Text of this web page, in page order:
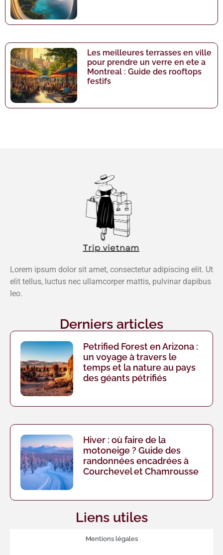
Les meilleures terrasses en ville
pour prendre un verre en ete a
Montreal : Guide des rooftops
festifs
Lorem ipsum dolor sit amet, consectetur adipiscing elit. Ut
elit tellus, luctus nec ullamcorper mattis, pulvinar dapibus
leo.
Derniers articles
Petrified Forest en Arizona :
un voyage à travers le
temps et la nature au pays
des géants pétrifiés
Hiver : où faire de la
motoneige ? Guide des
randonnées encadrées à
Courchevel et Chamrousse
Liens utiles
Mentions légales